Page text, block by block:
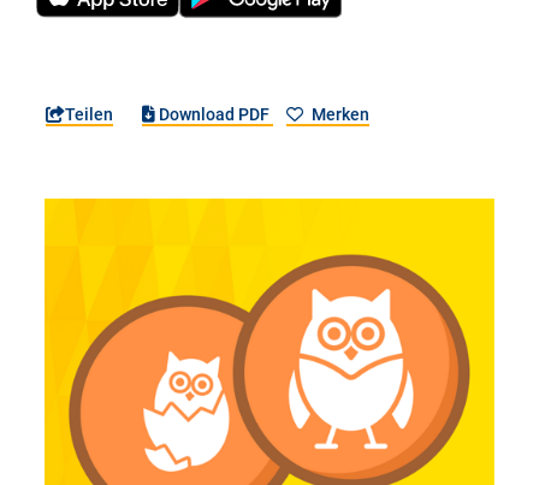
Teilen Download PDF Merken